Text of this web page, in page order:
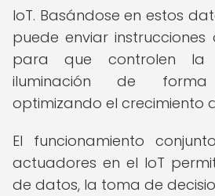
IoT. Basándose en estos
puede enviar
para que controlen
iluminación de forma
optimizando el crecimiento
El funcionamiento
actuadores en el IoT
de datos, la toma de